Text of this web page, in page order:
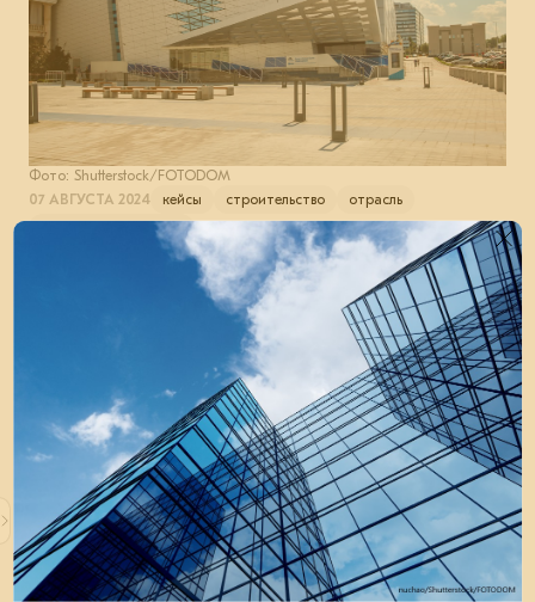
Фото: Shutterstock/FOTODOM
07 АВГУСТА 2024
кейсы строительство
отрасль
металлоконструкции